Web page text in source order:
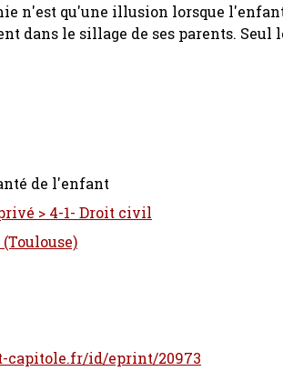
n'est qu'une illusion lorsque
dans le sillage de ses parents. Seul
de l'enfant
> 4-1- Droit civil
capitole.fr/id/eprint/20973